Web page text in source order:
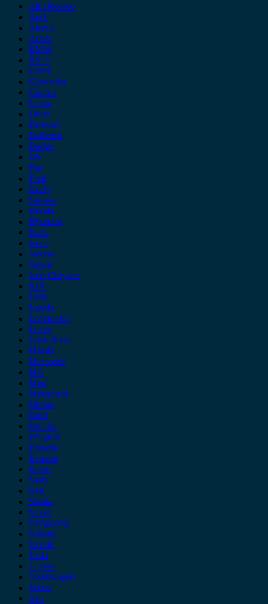
Alfa Romeo
Audi
Austin
Acura
BMW
BYD
Chery
Chevrolet
Citroen
Cupra
Dacia
Daewoo
Daihatsu
Dodge
DS
Fiat
Ford
Geely
Gonow
Honda
Hyundai
Isuzu
iveco
Jaecoo
Jaguar
Jeep Chrysler
KIA
Lada
Lancia
Leapmotor
Lexus
Lynk & co
Mazda
Mercedes
MG
Mini
Mitsubishi
Nissan
Opel
Omoda
Peugeot
Porsche
Renault
Rover
Saab
Seat
Skoda
Smart
ssangyong
Subaru
Suzuki
Tesla
Toyota
Volkswagen
Volvo
Xev